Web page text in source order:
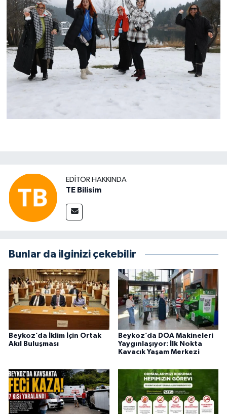
EDITÖR HAKKINDA
TE Bilisim
Bunlar da ilginizi çekebilir
Beykoz’da İklim İçin Ortak
Akıl Buluşması
Beykoz’da DOA Makineleri
Yaygınlaşıyor: İlk Nokta
Kavacık Yaşam Merkezi